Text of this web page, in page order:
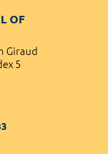
OF
Giraud
5